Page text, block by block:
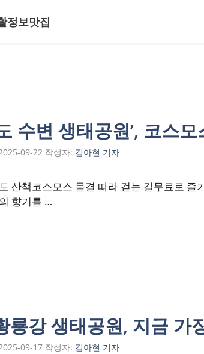
정보맛집
수변 생태공원’, 코스
09-22 작성자: 김아현 기자
산책코스모스 물결 따라 걷는 길무료로
향기를 …
강 생태공원, 지금 가
09-17 작성자: 김아현 기자